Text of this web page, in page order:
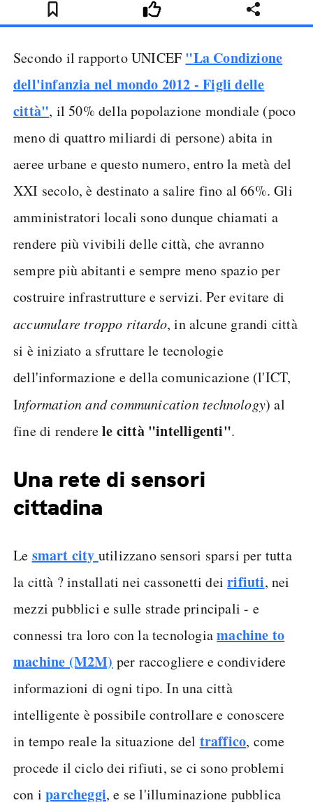
Secondo il rapporto UNICEF "La Condizione
dell'infanzia nel mondo 2012 - Figli delle
città", il 50% della popolazione mondiale (poco
meno di quattro miliardi di persone) abita in
aeree urbane e questo numero, entro la metà del
XXI secolo, è destinato a salire fino al 66%. Gli
amministratori locali sono dunque chiamati a
rendere più vivibili delle città, che avranno
sempre più abitanti e sempre meno spazio per
costruire infrastrutture e servizi. Per evitare di
accumulare troppo ritardo, in alcune grandi città
si è iniziato a sfruttare le tecnologie
dell'informazione e della comunicazione (l'ICT,
Information and communication technology) al
fine di renderele città "intelligenti".
Una rete di sensori
cittadina
Le smart city utilizzano sensori sparsi per tutta
la città ? installati nei cassonetti deirifiuti, nei
mezzi pubblici e sulle strade principali - e
connessi tra loro con la tecnologiamachine to
machine (M2M) per raccogliere e condividere
informazioni di ogni tipo. In una città
intelligente è possibile controllare e conoscere
in tempo reale la situazione del traffico, come
procede il ciclo dei rifiuti, se ci sono problemi
con iparcheggi, e se l'illuminazione pubblica